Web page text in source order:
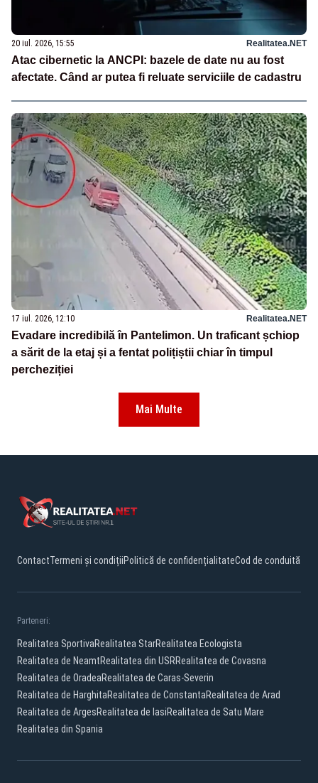
20 iul. 2026, 15:55 Realitatea.NET
Atac cibernetic la ANCPI: bazele de date nu au fost
afectate. Când ar putea fi reluate serviciile de cadastru
17 iul. 2026, 12:10 Realitatea.NET
Evadare incredibilă în Pantelimon. Un traficant șchiop
a sărit de la etaj și a fentat polițiștii chiar în timpul
percheziției
Mai Multe
ContactTermeni și condițiiPolitică de confidențialitateCod de conduită
Parteneri:
Realitatea SportivaRealitatea StarRealitatea Ecologista
Realitatea de NeamtRealitatea din USRRealitatea de Covasna
Realitatea de OradeaRealitatea de Caras-Severin
Realitatea de HarghitaRealitatea de ConstantaRealitatea de Arad
Realitatea de ArgesRealitatea de IasiRealitatea de Satu Mare
Realitatea din Spania